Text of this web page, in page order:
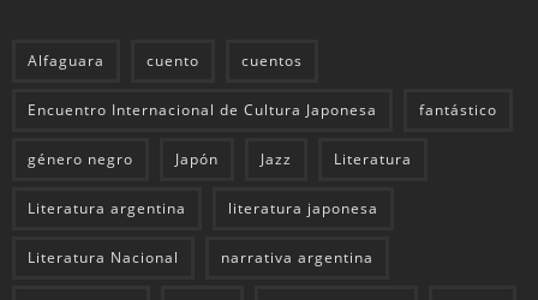
Alfaguara cuento cuentos
Encuentro Internacional de Cultura Japonesa fantástico
género negro Japón Jazz Literatura
Literatura argentina literatura japonesa
Literatura Nacional narrativa argentina